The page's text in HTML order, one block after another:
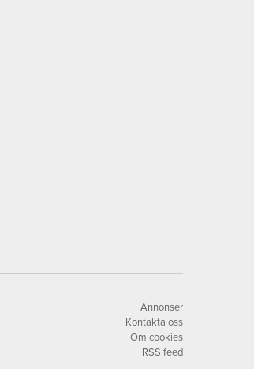
Annonser
Kontakta oss
Om cookies
RSS feed